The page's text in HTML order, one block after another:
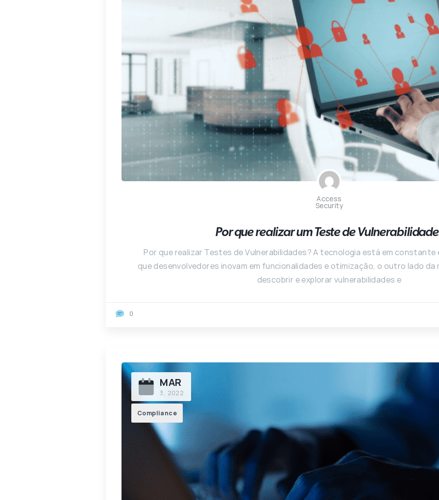
Access
Security
Por que realizar um Teste de
Por que realizar Testes de Vulnerabilidades? A tecnologia está em constante
que desenvolvedores inovam em funcionalidades e otimização, o outro lado da
descobrir e explorar vulnerabilidades e
0
MAR
3, 2022
Compliance